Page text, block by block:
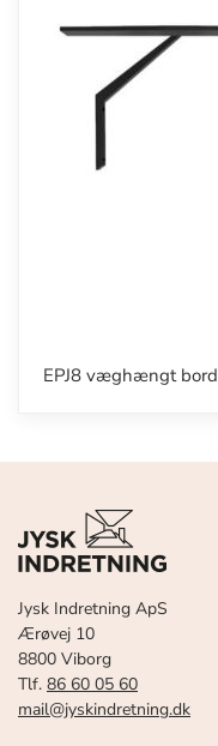
EPJ8 væghængt bord
Jysk Indretning ApS
Ærøvej 10
8800 Viborg
Tlf. 86 60 05 60
mail@jyskindretning.dk